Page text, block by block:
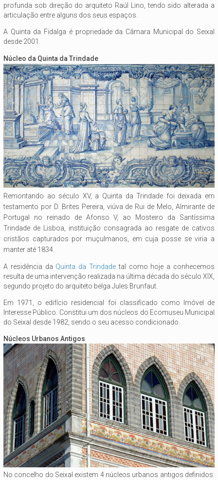
profunda sob direção do arquiteto Raúl Lino, tendo sido alterada a
articulação entre alguns dos seus espaços.
A Quinta da Fidalga é propriedade da Câmara Municipal do Seixal
desde 2001.
Núcleo da Quinta da Trindade
Remontando ao século XV, a Quinta da Trindade foi deixada em
testamento por D. Brites Pereira, viúva de Rui de Melo, Almirante de
Portugal no reinado de Afonso V, ao Mosteiro da Santíssima
Trindade de Lisboa, instituição consagrada ao resgate de cativos
cristãos capturados por muçulmanos, em cuja posse se viria a
manter até 1834.
A residência da Quinta da Trindade tal como hoje a conhecemos
resulta de uma intervenção realizada na última década do século XIX,
segundo projeto do arquiteto belga Jules Brunfaut.
Em 1971, o edifício residencial foi classificado como Imóvel de
Interesse Público. Constitui um dos núcleos do Ecomuseu Municipal
do Seixal desde 1982, sendo o seu acesso condicionado.
Núcleos Urbanos Antigos
No concelho do Seixal existem 4 núcleos urbanos antigos definidos: